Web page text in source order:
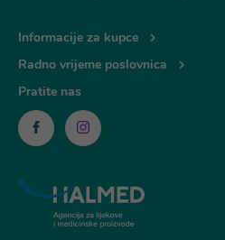
Informacije za kupce
Radno vrijeme poslovnica
Pratite nas